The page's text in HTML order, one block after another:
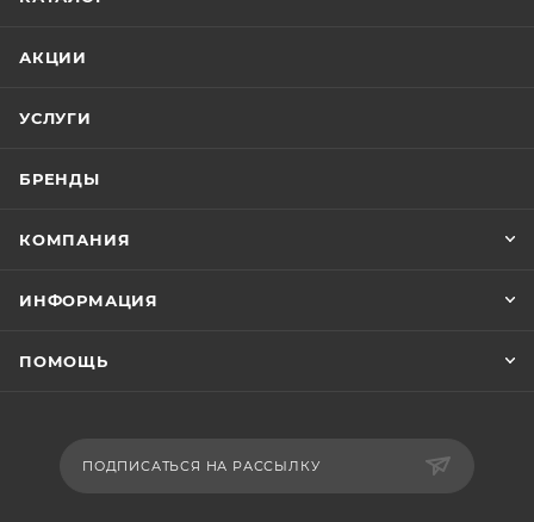
АКЦИИ
УСЛУГИ
БРЕНДЫ
КОМПАНИЯ
ИНФОРМАЦИЯ
ПОМОЩЬ
ПОДПИСАТЬСЯ НА РАССЫЛКУ